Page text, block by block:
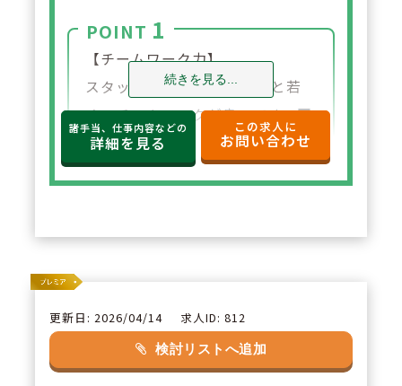
POINT 1
【チームワーク力】
スタッフの平均年齢が30代と若
く、チームワークが良いです。互
いにフォローし合える環境が整っ
ています。
POINT2
ら、新人研修に携わる「研修リー
ダー・研修スタッフ制度」や、大
学訪問や学生対応を行う「リクル
続きを見る...
諸手当、仕事内容などの
詳細を見る
この求人に
お問い合わせ
更新日: 2026/04/14 求人ID: 812
検討リストへ追加